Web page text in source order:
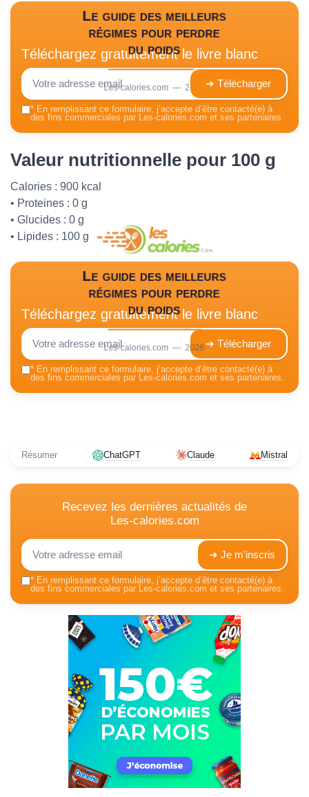
Le guide des meilleurs
régimes pour perdre
du poids
Les-calories.com — 2026
Téléchargez gratuitement le livre blanc
➔ Télécharger
* En remplissant ce formulaire, j’accepte d’être contacté(e) à
des fins commerciales par Les-calories.com et ses partenaires.
Valeur nutritionnelle pour 100 g
Calories : 900 kcal
• Proteines : 0 g
• Glucides : 0 g
• Lipides : 100 g
Le guide des meilleurs
régimes pour perdre
du poids
Les-calories.com — 2026
Téléchargez gratuitement le livre blanc
➔ Télécharger
* En remplissant ce formulaire, j’accepte d’être contacté(e) à
des fins commerciales par Les-calories.com et ses partenaires.
Résumer ChatGPT Claude Mistral
Recevez les dernières actualités de
Les-calories.com
➔ Je m'inscris
* En remplissant ce formulaire, j’accepte d’être contacté(e) à
des fins commerciales par Les-calories.com et ses partenaires.